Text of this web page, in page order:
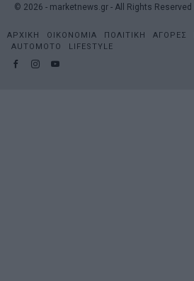
© 2026 - marketnews.gr - All Rights Reserved
ΑΡΧΙΚΗ ΟΙΚΟΝΟΜΙΑ ΠΟΛΙΤΙΚΗ ΑΓΟΡΕΣ
AUTOMOTO
LIFESTYLE